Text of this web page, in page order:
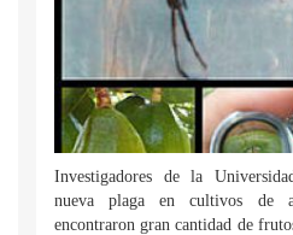
Investigadores de la
nueva plaga en cultivos de
encontraron gran cantidad de